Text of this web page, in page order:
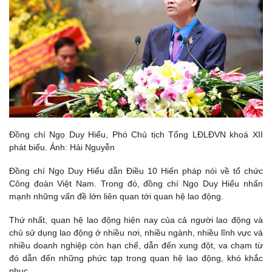
Đồng chí Ngọ Duy Hiểu, Phó Chủ tịch Tổng LĐLĐVN khoá XII
phát biểu. Ảnh: Hải Nguyễn
Đồng chí Ngọ Duy Hiểu dẫn Điều 10 Hiến pháp nói về tổ chức
Công đoàn Việt Nam. Trong đó, đồng chí Ngọ Duy Hiểu nhấn
mạnh những vấn đề lớn liên quan tới quan hệ lao động.
Thứ nhất, quan hệ lao động hiện nay của cả người lao động và
chủ sử dụng lao động ở nhiều nơi, nhiều ngành, nhiều lĩnh vực và
nhiều doanh nghiệp còn hạn chế, dẫn đến xung đột, va chạm từ
đó dẫn đến những phức tạp trong quan hệ lao động, khó khắc